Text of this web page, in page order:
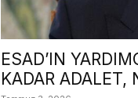
ESAD’IN
KADAR ADALET,